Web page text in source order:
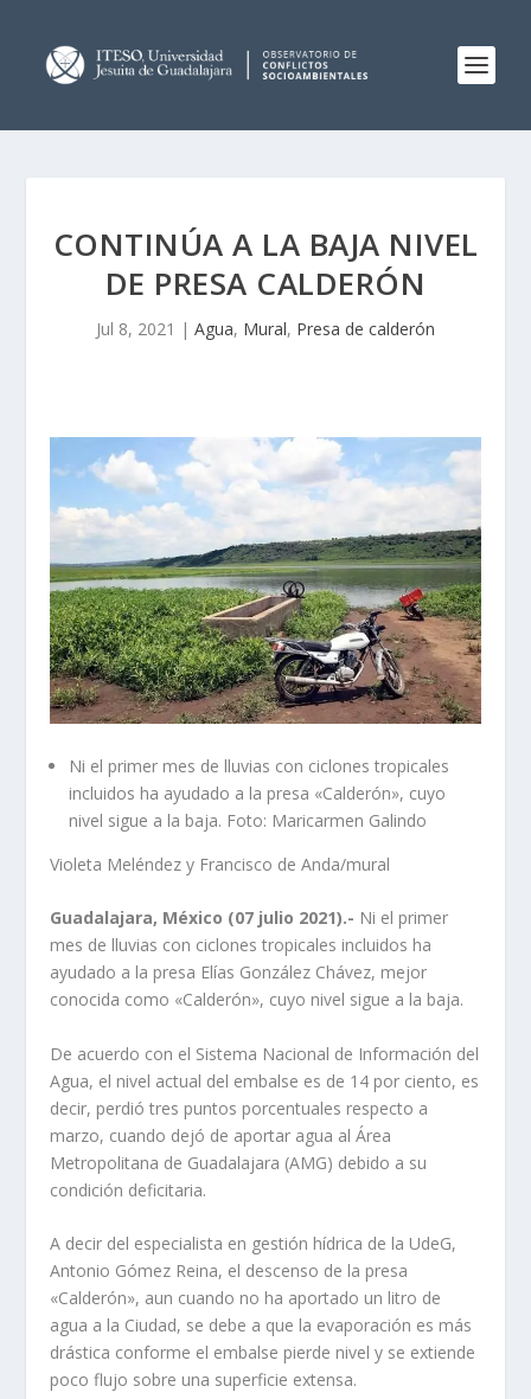
CONTINÚA A LA BAJA NIVEL
DE PRESA CALDERÓN
Jul 8, 2021 | Agua, Mural, Presa de calderón
Ni el primer mes de lluvias con ciclones tropicales
incluidos ha ayudado a la presa «Calderón», cuyo
nivel sigue a la baja. Foto: Maricarmen Galindo
Violeta Meléndez y Francisco de Anda/mural
Guadalajara, México (07 julio 2021).- Ni el primer
mes de lluvias con ciclones tropicales incluidos ha
ayudado a la presa Elías González Chávez, mejor
conocida como «Calderón», cuyo nivel sigue a la baja.
De acuerdo con el Sistema Nacional de Información del
Agua, el nivel actual del embalse es de 14 por ciento, es
decir, perdió tres puntos porcentuales respecto a
marzo, cuando dejó de aportar agua al Área
Metropolitana de Guadalajara (AMG) debido a su
condición deficitaria.
A decir del especialista en gestión hídrica de la UdeG,
Antonio Gómez Reina, el descenso de la presa
«Calderón», aun cuando no ha aportado un litro de
agua a la Ciudad, se debe a que la evaporación es más
drástica conforme el embalse pierde nivel y se extiende
poco flujo sobre una superficie extensa.